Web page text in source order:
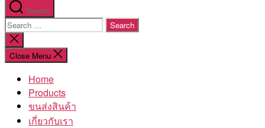
Search
Search
for:
Close
search
Close Menu
Home
Products
ขนส่งสินค้า
เกี่ยวกับเรา